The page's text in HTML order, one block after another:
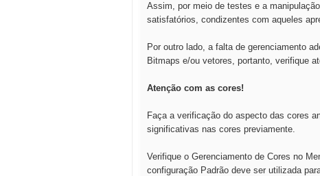
Assim, por meio de testes e a
satisfatórios, condizentes com aqueles
Por outro lado, a falta de gerenciamento
Bitmaps e/ou vetores, portanto, verifique
Atenção com as cores!
Faça a verificação do aspecto das cores
significativas nas cores previamente.
Verifique o Gerenciamento de Cores no
configuração Padrão deve ser utilizada